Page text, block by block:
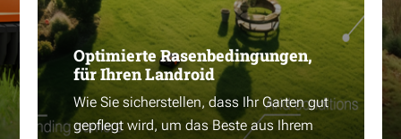
Optimierte Rasenbedingungen,
für Ihren Landroid
Wie Sie sicherstellen, dass Ihr Garten gut
gepflegt wird, um das Beste aus Ihrem